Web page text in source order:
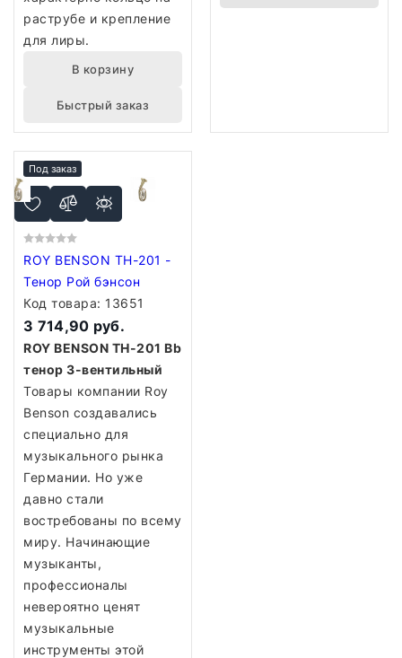
раструбе и крепление
для лиры.
В корзину
Быстрый заказ
Под заказ
ROY BENSON TH-201 -
Тенор Рой бэнсон
Код товара: 13651
3 714,90 руб.
ROY BENSON TH-201 Bb
тенор 3-вентильный
Товары компании Roy
Benson создавались
специально для
музыкального рынка
Германии. Но уже
давно стали
востребованы по всему
миру. Начинающие
музыканты,
профессионалы
невероятно ценят
музыкальные
инструменты этой